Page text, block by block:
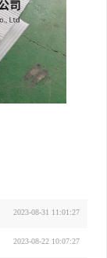
2023-08-31 11:01:27
2023-08-22 10:07:27